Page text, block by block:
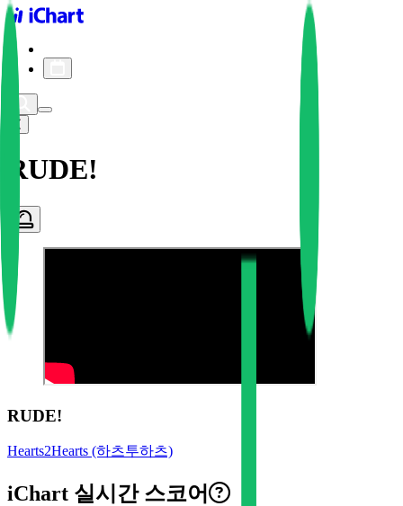
iChart logo
RUDE!
RUDE!
Hearts2Hearts (하츠투하츠)
iChart 실시간 스코어